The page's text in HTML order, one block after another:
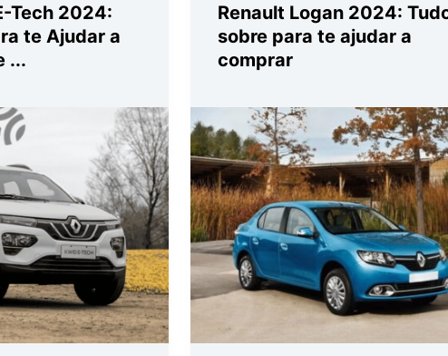
Tech 2024:
te Ajudar a
...
Renault Logan 2024:
sobre para te ajudar a
comprar